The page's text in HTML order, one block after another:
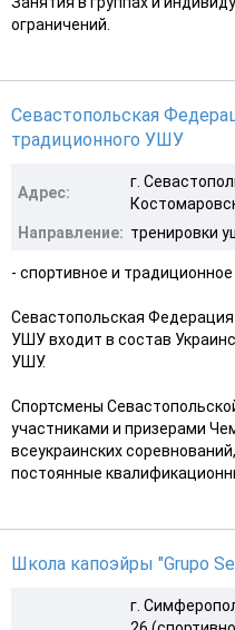
ограничений.
Севастопольская
традиционного УШУ
Адрес:
г.
Направление: тренировки
- спортивное и
Севастопольская
УШУ входит в состав
УШУ.
Спортсмены
участниками и призерами
всеукраинских
постоянные
Школа капоэйры "Grupo
г.